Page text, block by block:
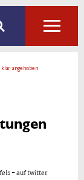
angehoben
- auf twitter